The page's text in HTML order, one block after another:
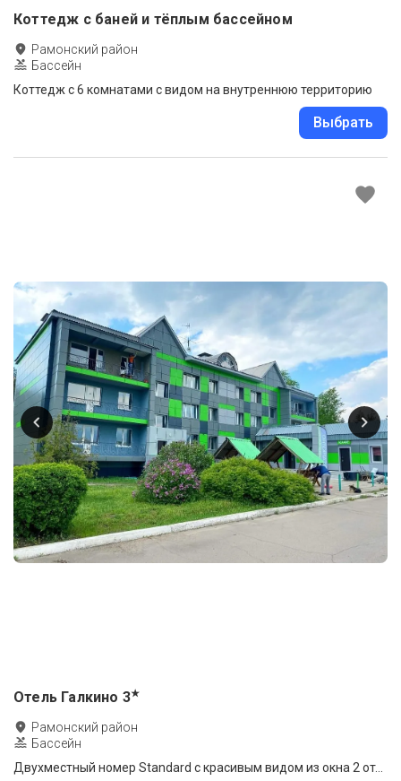
Коттедж с баней и тёплым бассейном
Рамонский район
Бассейн
Коттедж с 6 комнатами с видом на внутреннюю территорию
Выбрать
Отель Галкино 3★
Рамонский район
Бассейн
Двухместный номер Standard с красивым видом из окна 2 отдельные кровати